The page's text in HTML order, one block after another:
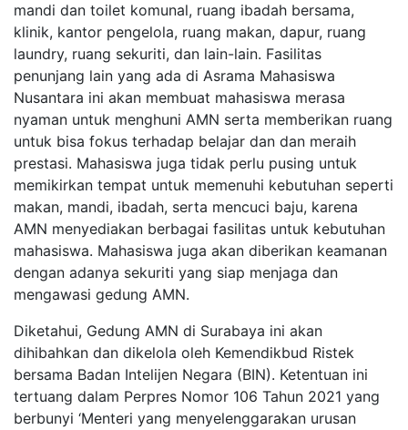
mandi dan toilet komunal, ruang ibadah bersama,
klinik, kantor pengelola, ruang makan, dapur, ruang
laundry, ruang sekuriti, dan lain-lain. Fasilitas
penunjang lain yang ada di Asrama Mahasiswa
Nusantara ini akan membuat mahasiswa merasa
nyaman untuk menghuni AMN serta memberikan ruang
untuk bisa fokus terhadap belajar dan dan meraih
prestasi. Mahasiswa juga tidak perlu pusing untuk
memikirkan tempat untuk memenuhi kebutuhan seperti
makan, mandi, ibadah, serta mencuci baju, karena
AMN menyediakan berbagai fasilitas untuk kebutuhan
mahasiswa. Mahasiswa juga akan diberikan keamanan
dengan adanya sekuriti yang siap menjaga dan
mengawasi gedung AMN.
Diketahui, Gedung AMN di Surabaya ini akan
dihibahkan dan dikelola oleh Kemendikbud Ristek
bersama Badan Intelijen Negara (BIN). Ketentuan ini
tertuang dalam Perpres Nomor 106 Tahun 2021 yang
berbunyi ‘Menteri yang menyelenggarakan urusan